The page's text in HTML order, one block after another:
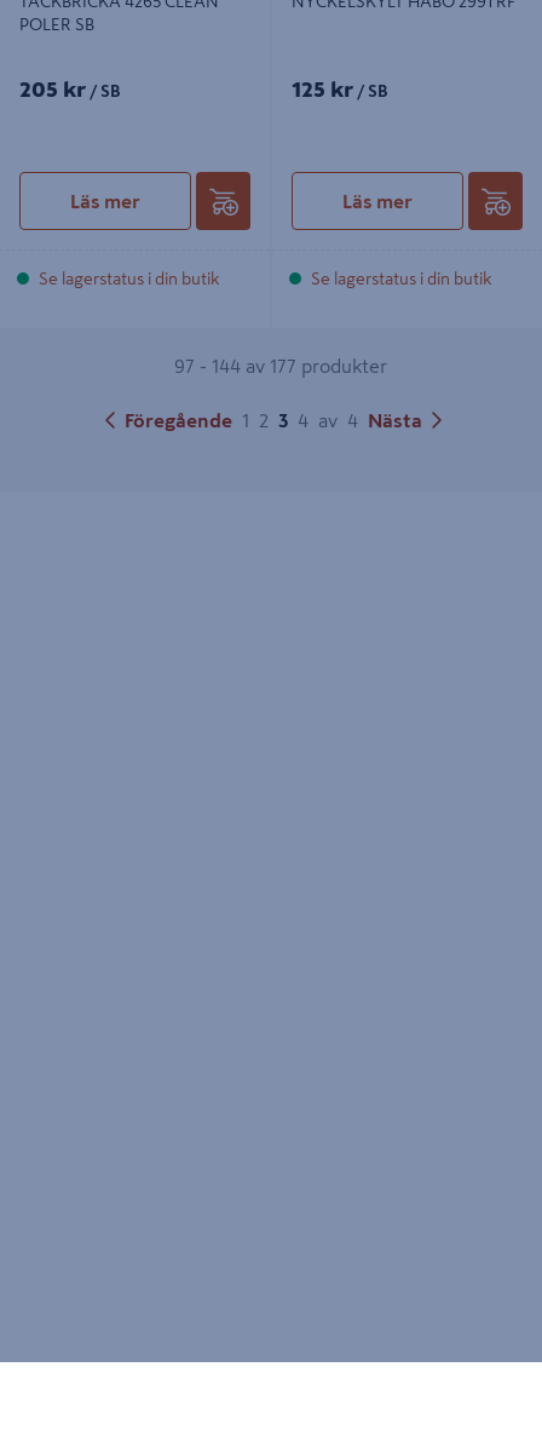
POLER SB
205 kr / SB
Läs mer
Se lagerstatus i din butik
125 kr / SB
Läs mer
Se lagerstatus i din butik
97 - 144 av 177 produkter
Föregående 1 2 3 4 av 4 Nästa